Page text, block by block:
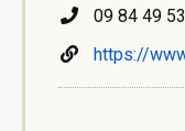
09 84 49
https://